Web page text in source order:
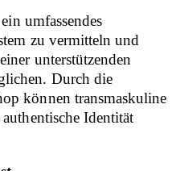
umfassendes
zu vermitteln und
unterstützenden
Durch die
können transmaskuline
Identität